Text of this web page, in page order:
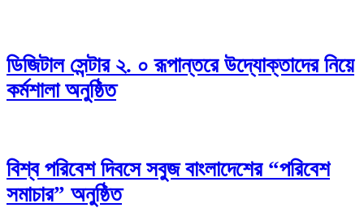
ডিজিটাল সেন্টার ২. ০ রূপান্তরে উদ্যোক্তাদের নিয়ে
কর্মশালা অনুষ্ঠিত
বিশ্ব পরিবেশ দিবসে সবুজ বাংলাদেশের “পরিবেশ
সমাচার” অনুষ্ঠিত